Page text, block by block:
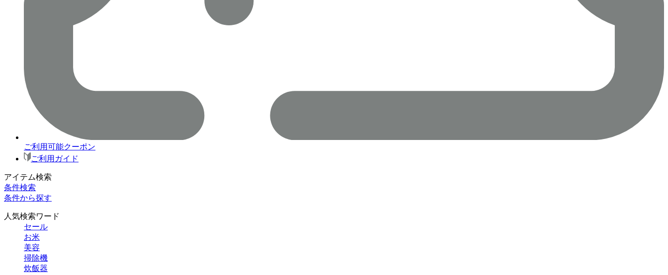
ご利用可能クーポン
ご利用ガイド
アイテム検索
条件検索
条件から探す
人気検索ワード
セール
お米
美容
掃除機
炊飯器